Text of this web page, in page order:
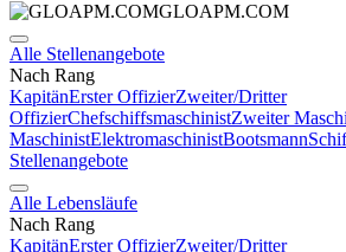
GLOAPM.COM
Alle Stellenangebote
Nach Rang
KapitänErster OffizierZweiter/Dritter
OffizierChefschiffsmaschinistZweiter
MaschinistElektromaschinistBootsmann
Stellenangebote
Alle Lebensläufe
Nach Rang
KapitänErster OffizierZweiter/Dritter